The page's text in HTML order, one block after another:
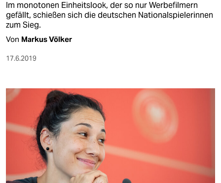
Im monotonen Einheitslook, der so nur Werbefilmern
gefällt, schießen sich die deutschen Nationalspielerinnen
zum Sieg.
Von Markus Völker
17.6.2019